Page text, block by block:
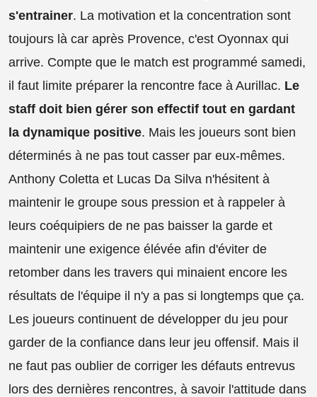
s'entrainer. La motivation et la concentration sont
toujours là car après Provence, c'est Oyonnax qui
arrive. Compte que le match est programmé samedi,
il faut limite préparer la rencontre face à Aurillac. Le
staff doit bien gérer son effectif tout en gardant
la dynamique positive. Mais les joueurs sont bien
déterminés à ne pas tout casser par eux-mêmes.
Anthony Coletta et Lucas Da Silva n'hésitent à
maintenir le groupe sous pression et à rappeler à
leurs coéquipiers de ne pas baisser la garde et
maintenir une exigence élévée afin d'éviter de
retomber dans les travers qui minaient encore les
résultats de l'équipe il n'y a pas si longtemps que ça.
Les joueurs continuent de développer du jeu pour
garder de la confiance dans leur jeu offensif. Mais il
ne faut pas oublier de corriger les défauts entrevus
lors des dernières rencontres, à savoir l'attitude dans